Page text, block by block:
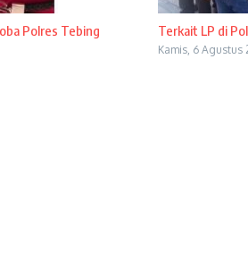
Polres Tebing
Terkait LP di
Kamis, 6 Agustus